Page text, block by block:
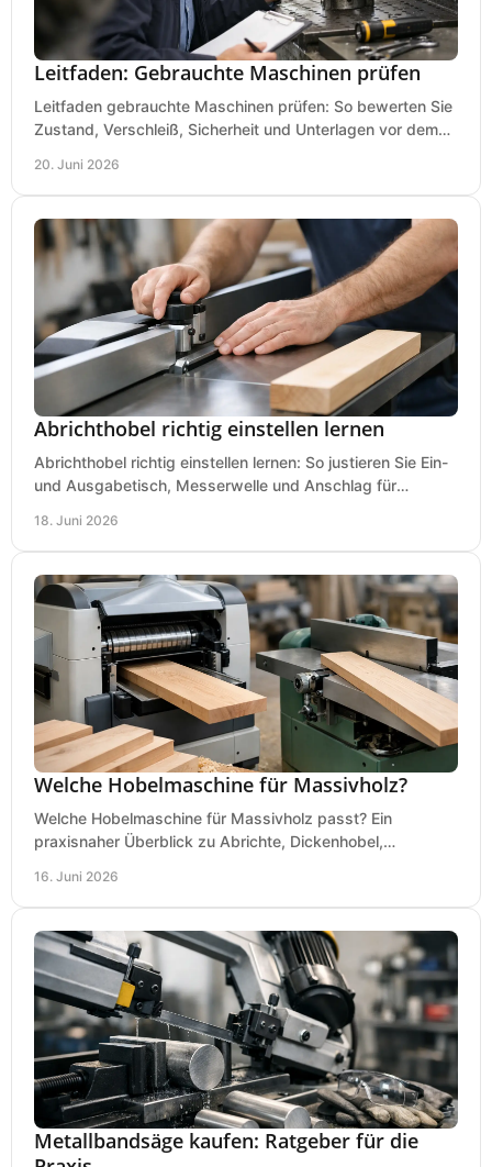
Leitfaden: Gebrauchte Maschinen prüfen
Leitfaden gebrauchte Maschinen prüfen: So bewerten Sie
Zustand, Verschleiß, Sicherheit und Unterlagen vor dem
20. Juni 2026
Abrichthobel richtig einstellen lernen
Abrichthobel richtig einstellen lernen: So justieren Sie Ein-
und Ausgabetisch, Messerwelle und Anschlag für
18. Juni 2026
Welche Hobelmaschine für Massivholz?
Welche Hobelmaschine für Massivholz passt? Ein
praxisnaher Überblick zu Abrichte, Dickenhobel,
16. Juni 2026
Metallbandsäge kaufen: Ratgeber für die